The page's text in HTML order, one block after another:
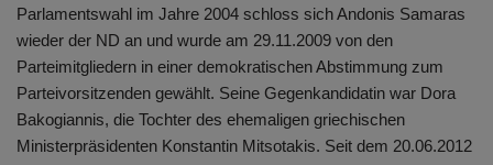
Parlamentswahl im Jahre 2004 schloss sich Andonis Samaras
wieder der ND an und wurde am 29.11.2009 von den
Parteimitgliedern in einer demokratischen Abstimmung zum
Parteivorsitzenden gewählt. Seine Gegenkandidatin war Dora
Bakogiannis, die Tochter des ehemaligen griechischen
Ministerpräsidenten Konstantin Mitsotakis. Seit dem 20.06.2012